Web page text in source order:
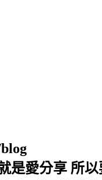
是愛分享 所